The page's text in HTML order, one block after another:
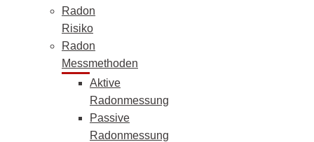
Radon
Risiko
Radon
Messmethoden
Aktive
Radonmessung
Passive
Radonmessung